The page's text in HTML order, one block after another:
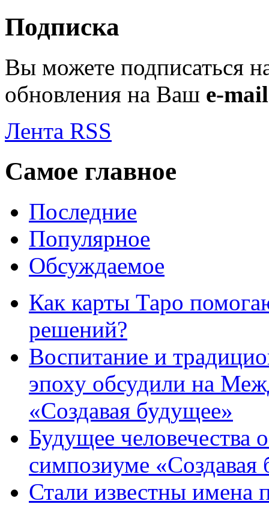
Подписка
Вы можете подписаться
обновления на Ваш e-mail
Лента RSS
Самое главное
Последние
Популярное
Обсуждаемое
Как карты Таро
решений?
Воспитание и
эпоху обсудили на
«Создавая будущее»
Будущее
симпозиуме «Создавая
Стали известны имена